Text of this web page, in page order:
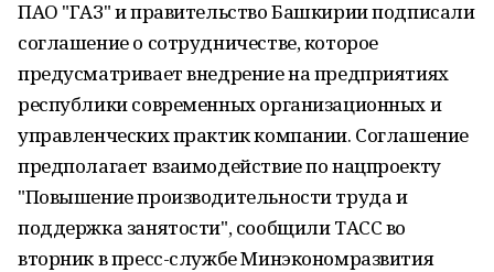
ПАО "ГАЗ" и правительство Башкирии подписали
соглашение о сотрудничестве, которое
предусматривает внедрение на предприятиях
республики современных организационных и
управленческих практик компании. Соглашение
предполагает взаимодействие по нацпроекту
"Повышение производительности труда и
поддержка занятости", сообщили ТАСС во
вторник в пресс-службе Минэкономразвития